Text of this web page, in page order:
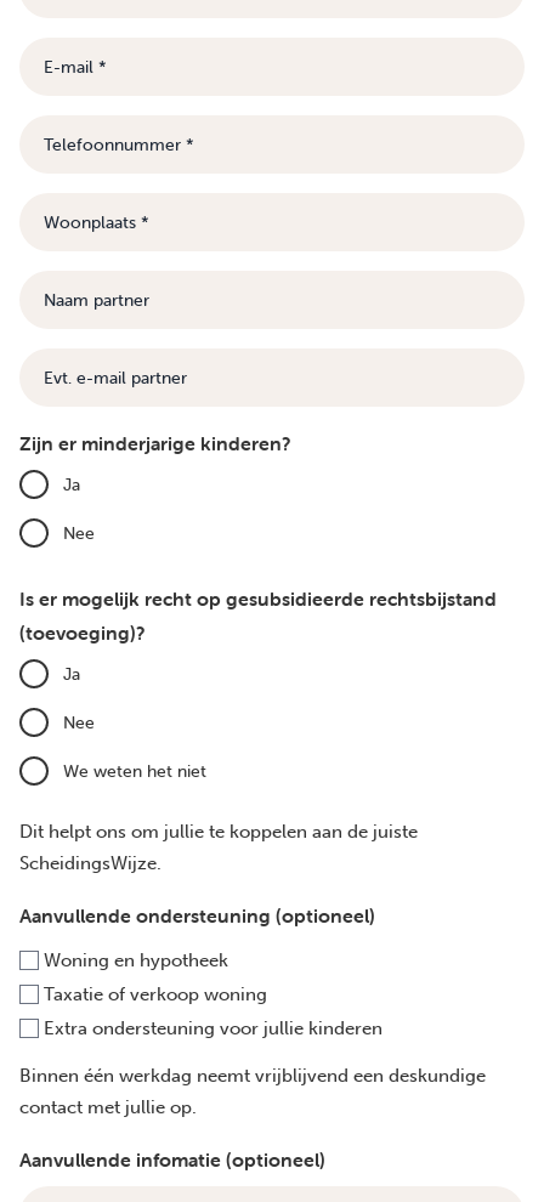
Zijn er minderjarige kinderen?
Ja
Nee
Is er mogelijk recht op gesubsidieerde rechtsbijstand
(toevoeging)?
Ja
Nee
We weten het niet
Dit helpt ons om jullie te koppelen aan de juiste
ScheidingsWijze.
Aanvullende ondersteuning (optioneel)
Woning en hypotheek
Taxatie of verkoop woning
Extra ondersteuning voor jullie kinderen
Binnen één werkdag neemt vrijblijvend een deskundige
contact met jullie op.
Aanvullende infomatie (optioneel)